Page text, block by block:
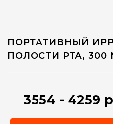
ПОРТАТИВНЫЙ
ПОЛОСТИ РТА,
3554 - 4259